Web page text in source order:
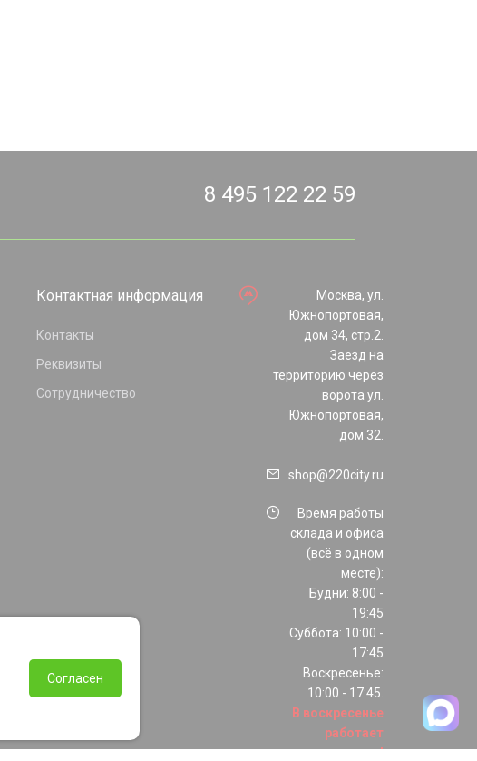
8 495 122 22 59
Контактная информация
Контакты
Реквизиты
Сотрудничество
Москва, ул.
Южнопортовая,
дом 34, стр.2.
Заезд на
территорию через
ворота ул.
Южнопортовая,
дом 32.
shop@220city.ru
Время работы
склада и офиса
(всё в одном
месте):
Будни: 8:00 -
19:45
Суббота: 10:00 -
17:45
Воскресенье:
10:00 - 17:45.
В воскресенье
работает
только шоурум!
Согласен